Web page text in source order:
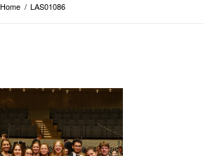
Home / LAS01086